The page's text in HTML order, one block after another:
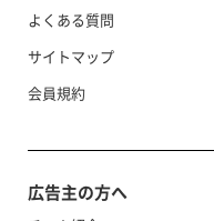
よくある質問
サイトマップ
会員規約
広告主の方へ